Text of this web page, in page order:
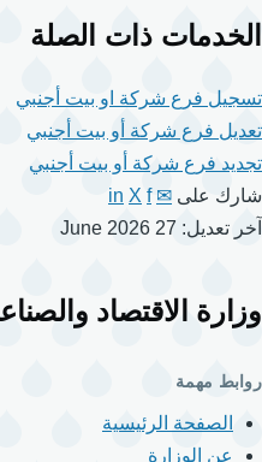
الخدمات ذات الصلة
تسجيل فرع شركة او بيت أجنبي
تعديل فرع شركة أو بيت أجنبي
تجديد فرع شركة أو بيت أجنبي
شارك على ✉
in X f
آخر تعديل: 27 June 2026
وزارة الاقتصاد
روابط مهمة
الصفحة الرئيسية
عن الوزارة